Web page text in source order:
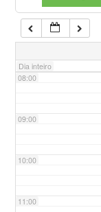
Dia inteiro
07:00
08:00
09:00
10:00
11:00